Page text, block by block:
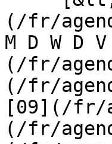
(/fr/
M D W
(/fr/
(/fr/
[09](/fr/
(/fr/